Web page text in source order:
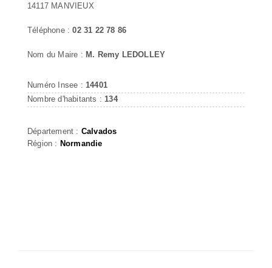
14117 MANVIEUX
Téléphone :02 31 22 78 86
Nom du Maire : M. Remy LEDOLLEY
Numéro Insee : 14401
Nombre d'habitants : 134
Département : Calvados
Région : Normandie